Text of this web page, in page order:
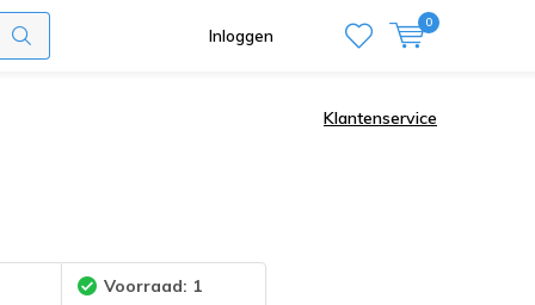
Inloggen
0
Klantenservice
Voorraad: 1